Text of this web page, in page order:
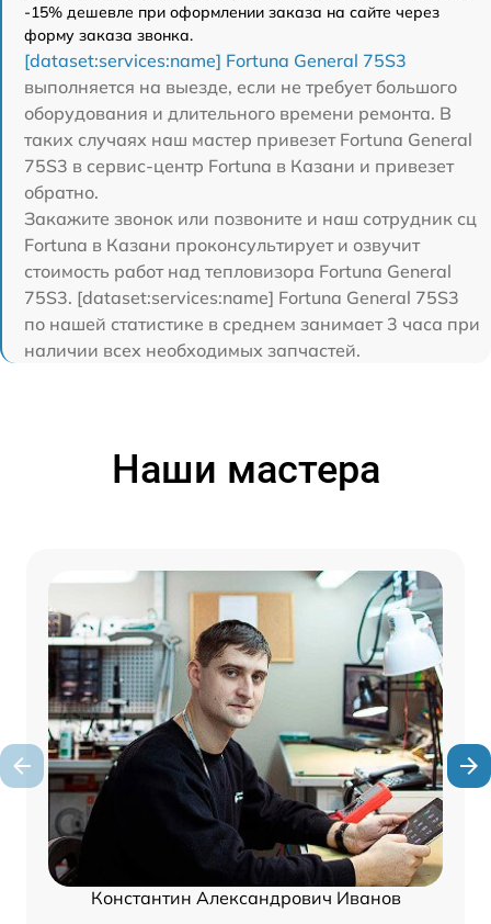
-15% дешевле при оформлении заказа на сайте через
форму заказа звонка.
[dataset:services:name] Fortuna General 75S3
выполняется на выезде, если не требует большого
оборудования и длительного времени ремонта. В
таких случаях наш мастер привезет Fortuna General
75S3 в сервис-центр Fortuna в Казани и привезет
обратно.
Закажите звонок или позвоните и наш сотрудник сц
Fortuna в Казани проконсультирует и озвучит
стоимость работ над тепловизора Fortuna General
75S3. [dataset:services:name] Fortuna General 75S3
по нашей статистике в среднем занимает 3 часа при
наличии всех необходимых запчастей.
Наши мастера
Константин Александрович Иванов